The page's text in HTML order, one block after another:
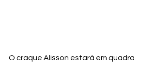
O craque Alisson estará em quadra